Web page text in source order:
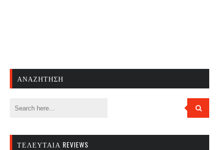
ΑΝΑΖΉΤΗΣΗ
ΤΕΛΕΥΤΑΊΑ REVIEWS